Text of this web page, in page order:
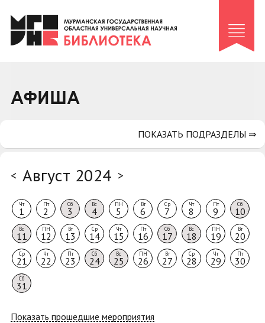
Клуб «Гиря и сельдерей»
Клуб «Семейный архив»
Коллегам
АФИША
< Август 2024 >
Чт
1
Пт
2
Сб
3
Вс
4
ПН
5
Вт
6
Ср
7
Чт
8
Пт
9
Сб
10
Вс
11
ПН
12
Вт
13
Ср
14
Чт
15
Пт
16
Сб
17
Вс
18
ПН
19
Вт
20
Ср
21
Чт
22
Пт
23
Сб
24
Вс
25
ПН
26
Вт
27
Ср
28
Чт
29
Пт
30
Сб
31
Показать прошедшие мероприятия
ПОКАЗАТЬ ПОДРАЗДЕЛЫ ⇒